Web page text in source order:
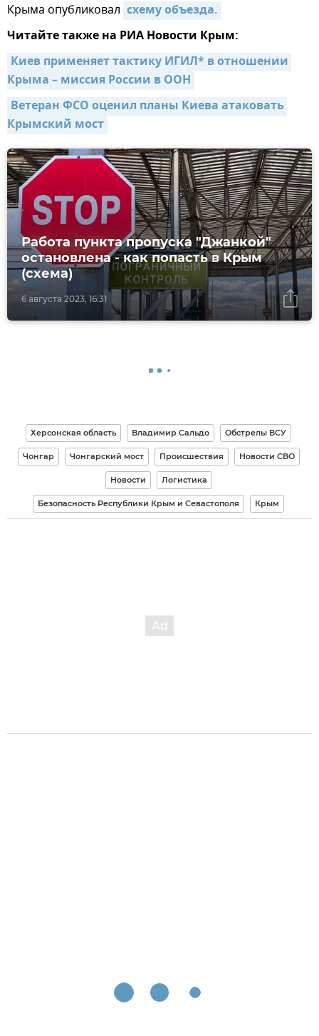
Крыма опубликовал схему объезда.
Читайте также на РИА Новости Крым:
Киев применяет тактику ИГИЛ* в отношении
Крыма – миссия России в ООН
Ветеран ФСО оценил планы Киева атаковать
Крымский мост
6 августа 2023, 16:31
Работа пункта пропуска "Джанкой"
остановлена - как попасть в Крым
(схема)
Херсонская область Владимир Сальдо Обстрелы ВСУ
Чонгар Чонгарский мост Происшествия Новости СВО
Новости Логистика
Безопасность Республики Крым и Севастополя Крым